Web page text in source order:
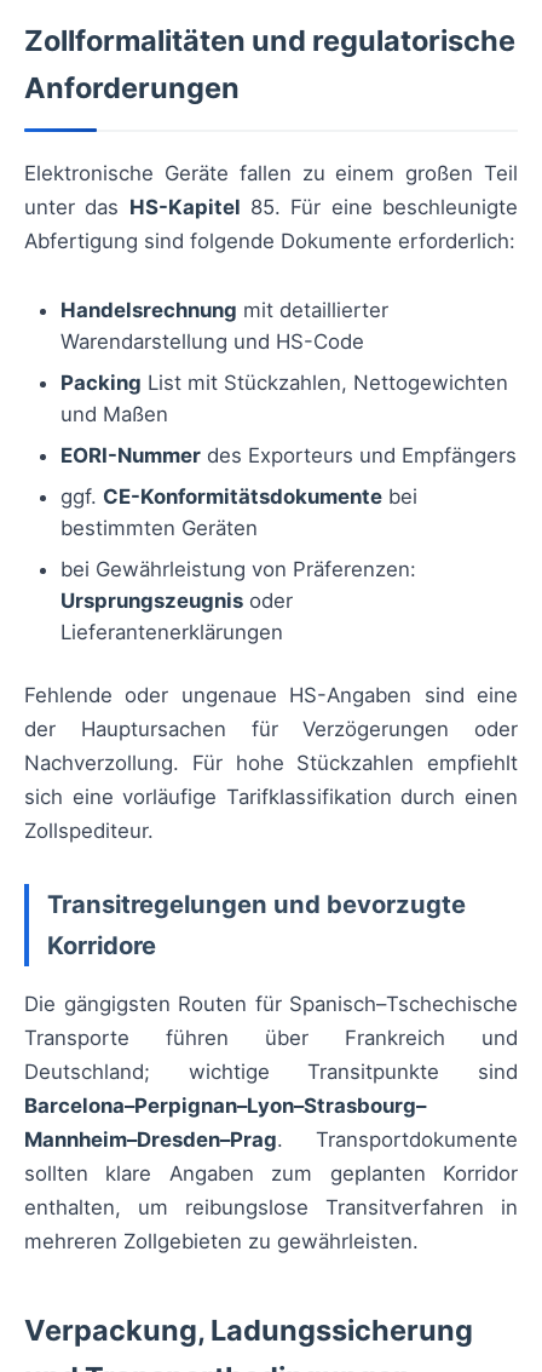
Zollformalitäten und regulatorische
Anforderungen
Elektronische Geräte fallen zu einem großen Teil
unter das HS-Kapitel 85. Für eine beschleunigte
Abfertigung sind folgende Dokumente erforderlich:
Handelsrechnung mit detaillierter
Warendarstellung und HS-Code
Packing List mit Stückzahlen, Nettogewichten
und Maßen
EORI-Nummer des Exporteurs und Empfängers
ggf. CE-Konformitätsdokumente bei
bestimmten Geräten
bei Gewährleistung von Präferenzen:
Ursprungszeugnis oder
Lieferantenerklärungen
Fehlende oder ungenaue HS-Angaben sind eine
der Hauptursachen für Verzögerungen oder
Nachverzollung. Für hohe Stückzahlen empfiehlt
sich eine vorläufige Tarifklassifikation durch einen
Zollspediteur.
Transitregelungen und bevorzugte
Korridore
Die gängigsten Routen für Spanisch–Tschechische
Transporte führen über Frankreich und
Deutschland; wichtige Transitpunkte sind
Barcelona–Perpignan–Lyon–Strasbourg–
Mannheim–Dresden–Prag. Transportdokumente
sollten klare Angaben zum geplanten Korridor
enthalten, um reibungslose Transitverfahren in
mehreren Zollgebieten zu gewährleisten.
Verpackung, Ladungssicherung